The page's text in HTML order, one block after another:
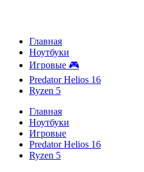
Главная
Ноутбуки
Игровые 🎮
Predator Helios 16
Ryzen 5
Главная
Ноутбуки
Игровые
Predator Helios 16
Ryzen 5